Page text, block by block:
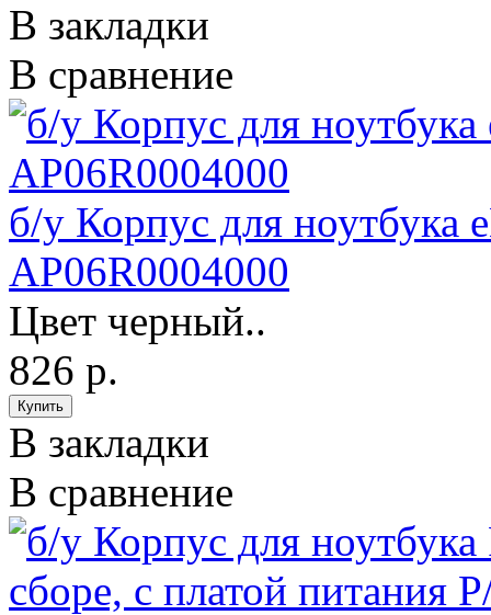
В закладки
В сравнение
б/у Корпус для ноутбука
AP06R0004000
Цвет черный..
826 р.
В закладки
В сравнение